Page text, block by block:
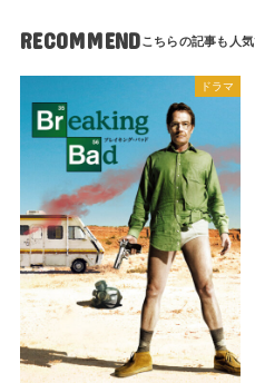
RECOMMEND
ドラマ